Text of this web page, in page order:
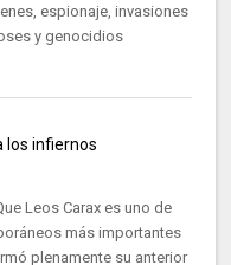
espionaje, invasiones
y genocidios
los infiernos
Leos Carax es uno de
más importantes
plenamente su anterior